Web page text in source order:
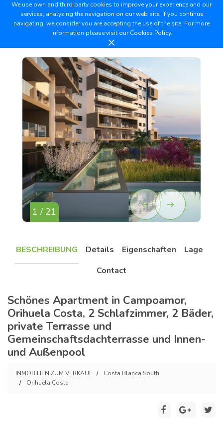
We use own and third party cookies to improve your experience and our
services, analyzing the navigation on our web site. If you continue
navigating, we consider you are accepting the use of the site. For more
information please visit ourCookies Policy.
1 / 21
BESCHREIBUNG Details Eigenschaften
Lage
Contact
Schönes Apartment in Campoamor,
Orihuela Costa, 2 Schlafzimmer, 2 Bäder,
private Terrasse und
Gemeinschaftsdachterrasse und Innen-
und Außenpool
INMOBILIEN ZUM VERKAUF
Costa Blanca South
Orihuela Costa